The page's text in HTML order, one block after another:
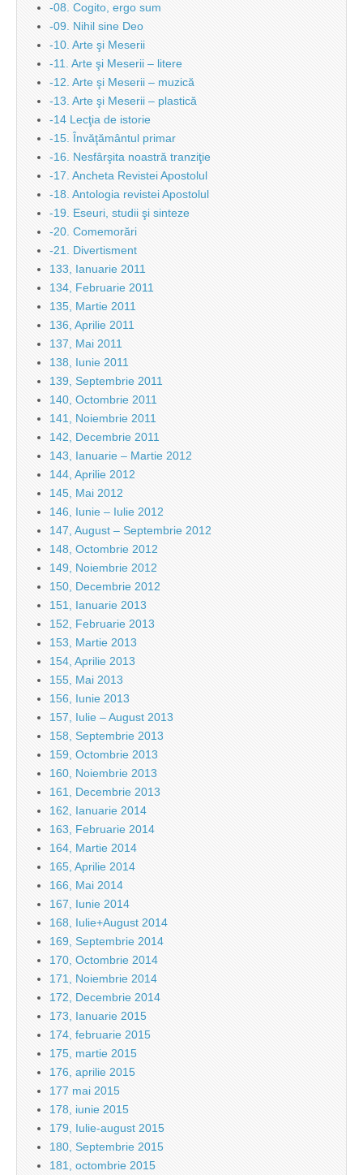
-08. Cogito, ergo sum
-09. Nihil sine Deo
-10. Arte şi Meserii
-11. Arte şi Meserii – litere
-12. Arte şi Meserii – muzică
-13. Arte şi Meserii – plastică
-14 Lecţia de istorie
-15. Învăţământul primar
-16. Nesfârşita noastră tranziţie
-17. Ancheta Revistei Apostolul
-18. Antologia revistei Apostolul
-19. Eseuri, studii şi sinteze
-20. Comemorări
-21. Divertisment
133, Ianuarie 2011
134, Februarie 2011
135, Martie 2011
136, Aprilie 2011
137, Mai 2011
138, Iunie 2011
139, Septembrie 2011
140, Octombrie 2011
141, Noiembrie 2011
142, Decembrie 2011
143, Ianuarie – Martie 2012
144, Aprilie 2012
145, Mai 2012
146, Iunie – Iulie 2012
147, August – Septembrie 2012
148, Octombrie 2012
149, Noiembrie 2012
150, Decembrie 2012
151, Ianuarie 2013
152, Februarie 2013
153, Martie 2013
154, Aprilie 2013
155, Mai 2013
156, Iunie 2013
157, Iulie – August 2013
158, Septembrie 2013
159, Octombrie 2013
160, Noiembrie 2013
161, Decembrie 2013
162, Ianuarie 2014
163, Februarie 2014
164, Martie 2014
165, Aprilie 2014
166, Mai 2014
167, Iunie 2014
168, Iulie+August 2014
169, Septembrie 2014
170, Octombrie 2014
171, Noiembrie 2014
172, Decembrie 2014
173, Ianuarie 2015
174, februarie 2015
175, martie 2015
176, aprilie 2015
177 mai 2015
178, iunie 2015
179, Iulie-august 2015
180, Septembrie 2015
181, octombrie 2015